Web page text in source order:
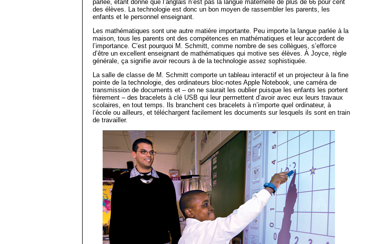
parlée, étant donné que l’anglais n’est pas la langue maternelle de plus de 66 pour cent
des élèves. La technologie est donc un bon moyen de rassembler les parents, les
enfants et le personnel enseignant.
Les mathématiques sont une autre matière importante. Peu importe la langue parlée à la
maison, tous les parents ont des compétences en mathématiques et leur accordent de
l’importance. C’est pourquoi M. Schmitt, comme nombre de ses collègues, s’efforce
d’être un excellent enseignant de mathématiques qui motive ses élèves. À Joyce, règle
générale, ça signifie avoir recours à de la technologie assez sophistiquée.
La salle de classe de M. Schmitt comporte un tableau interactif et un projecteur à la fine
pointe de la technologie, des ordinateurs bloc-notes Apple Notebook, une caméra de
transmission de documents et – on ne saurait les oublier puisque les enfants les portent
fièrement – des bracelets à clé USB qui leur permettent d’avoir avec eux leurs travaux
scolaires, en tout temps. Ils branchent ces bracelets à n’importe quel ordinateur, à
l’école ou ailleurs, et téléchargent facilement les documents sur lesquels ils sont en train
de travailler.